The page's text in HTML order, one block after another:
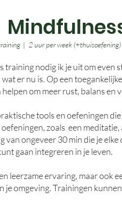
| 2 uur per week
training nodig ik je uit om even
er nu is. Op een
om meer rust, balans en
tools en oefeningen
zoals een
van ongeveer 30 min die je
gaan integreren in je leven.
leerzame ervaring, maar ook
je omgeving. Trainingen